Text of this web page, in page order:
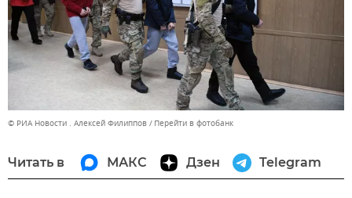
© РИА Новости . Алексей Филиппов Перейти в фотобанк
Читать в МАКС Дзен Telegram